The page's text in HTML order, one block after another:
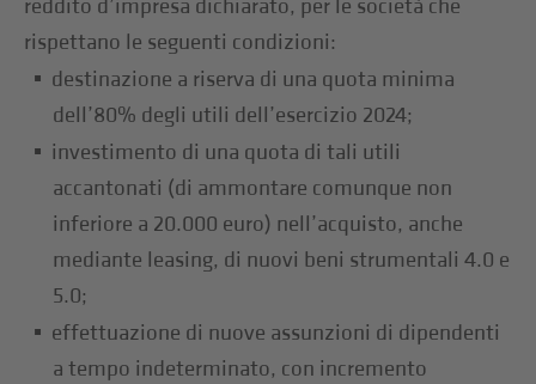
reddito d’impresa dichiarato, per le società che
rispettano le seguenti condizioni:
destinazione a riserva di una quota minima
dell’80% degli utili dell’esercizio 2024;
investimento di una quota di tali utili
accantonati (di ammontare comunque non
inferiore a 20.000 euro) nell’acquisto, anche
mediante leasing, di nuovi beni strumentali 4.0 e
5.0;
effettuazione di nuove assunzioni di dipendenti
a tempo indeterminato, con incremento